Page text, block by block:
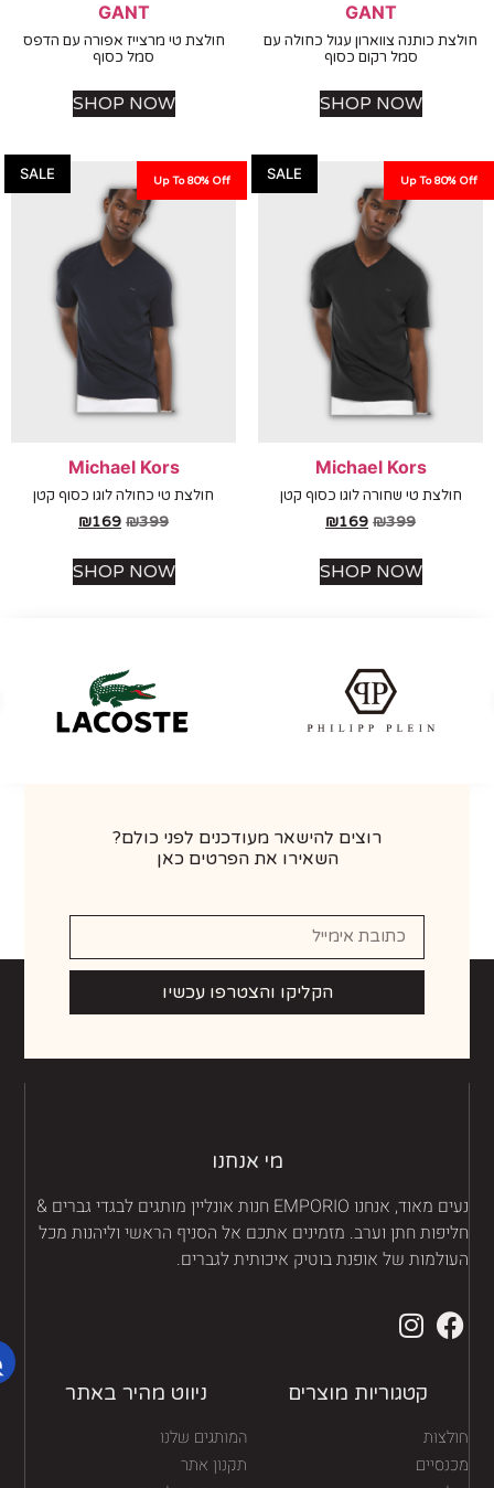
GANT
כותנה צווארון עגול כחולה עם
סמל רקום כסוף
SHOP NOW
GANT
חולצת טי מרצייז אפורה עם הדפס
סמל כסוף
SHOP NOW
Up To
Michael Kors
טי שחורה לוגו כסוף קטן
₪
₪169
SHOP NOW
Up To 80% Off
Michael Kors
חולצת טי כחולה לוגו כסוף קטן
₪
₪169
SHOP NOW
רוצים להישאר מעודכנים לפני כולם?
השאירו את הפרטים כאן
הקליקו והצטרפו עכשיו
מי אנחנו
נעים מאוד, אנחנו EMPORIO חנות אונליין מותגים לבגדי גברים &
חתן וערב. מזמינים אתכם אל הסניף הראשי וליהנות מכל
של אופנת בוטיק איכותית לגברים.
קטגוריות מוצרים
ניווט מהיר באתר
המותגים שלנו
תקנון אתר